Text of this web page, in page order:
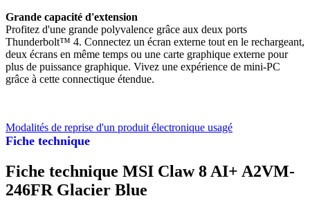
Fiche technique
Grande capacité d'extension
Profitez d'une grande polyvalence grâce aux deux ports
Thunderbolt™ 4. Connectez un écran externe tout en le rechargeant,
deux écrans en même temps ou une carte graphique externe pour
plus de puissance graphique. Vivez une expérience de mini-PC
grâce à cette connectique étendue.
Modalités de reprise d'un produit électronique usagé
Fiche technique MSI Claw 8 AI+ A2VM-
246FR Glacier Blue